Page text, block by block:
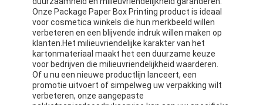
verpakkingsdozen
Kosmetische verpakkende doos
Elektronische verpakkingsdoos
document giftzakken
Onze Package Paper Box Printing product is ideaal
voor cosmetica winkels die hun merkbeeld willen
verbeteren en een blijvende indruk willen maken op
klanten.Het milieuvriendelijke karakter van het
kartonmateriaal maakt het een duurzame keuze
voor bedrijven die milieuvriendelijkheid waarderen.
Of u nu een nieuwe productlijn lanceert, een
promotie uitvoert of simpelweg uw verpakking wilt
verbeteren, onze aangepaste